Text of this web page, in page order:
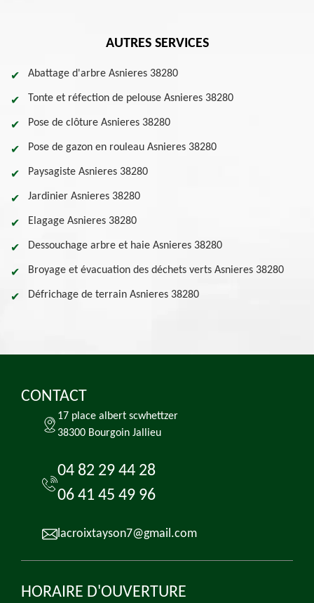
AUTRES SERVICES
Abattage d'arbre Asnieres 38280
Tonte et réfection de pelouse Asnieres 38280
Pose de clôture Asnieres 38280
Pose de gazon en rouleau Asnieres 38280
Paysagiste Asnieres 38280
Jardinier Asnieres 38280
Elagage Asnieres 38280
Dessouchage arbre et haie Asnieres 38280
Broyage et évacuation des déchets verts Asnieres 38280
Défrichage de terrain Asnieres 38280
CONTACT
17 place albert scwhettzer
38300 Bourgoin Jallieu
04 82 29 44 28
06 41 45 49 96
lacroixtayson7@gmail.com
HORAIRE D'OUVERTURE